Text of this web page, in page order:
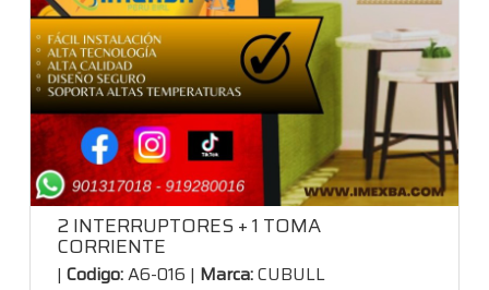
2 INTERRUPTORES + 1 TOMA
CORRIENTE
| Codigo:A6-016 | Marca:CUBULL